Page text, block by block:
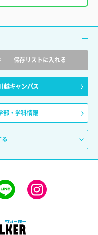
保存リストに入れる
越キャンパス
部・学科情報
る